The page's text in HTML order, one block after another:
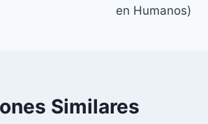
en Humanos)
Similares